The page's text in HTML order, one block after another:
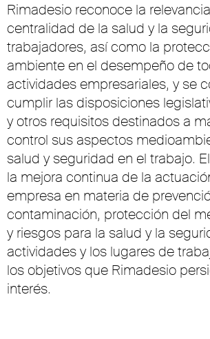
Rimadesio reconoce la
centralidad de la salud y la
trabajadores, así como la
ambiente en el desempeño de
actividades empresariales, y se
cumplir las disposiciones
y otros requisitos destinados a
control sus aspectos
salud y seguridad en el trabajo.
la mejora continua de la
empresa en materia de
contaminación, protección del
y riesgos para la salud y la
actividades y los lugares de
los objetivos que Rimadesio
interés.